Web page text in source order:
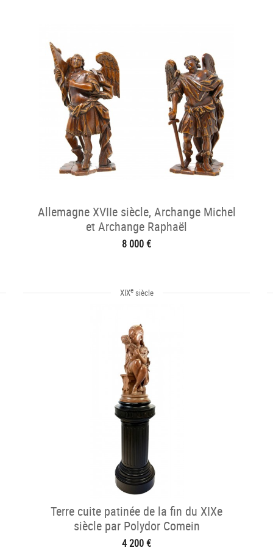
Allemagne XVIIe siècle, Archange Michel
et Archange Raphaël
8 000 €
XIXesiècle
Terre cuite patinée de la fin du XIXe
siècle par Polydor Comein
4 200 €